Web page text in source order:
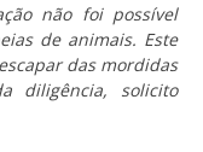
não foi possível
de animais. Este
das mordidas
diligência, solicito